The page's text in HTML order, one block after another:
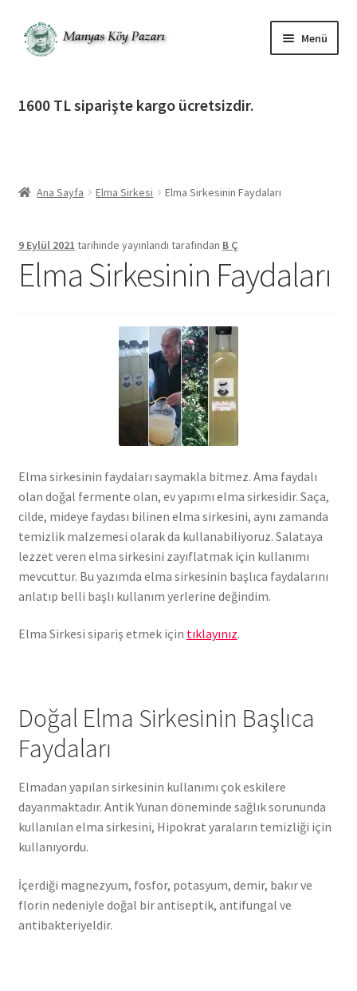
Dolaşıma
geç
İçeriğe
geç
Menü
İletişim
1600 TL siparişte kargo ücretsizdir.
Ana Sayfa Elma Sirkesi Elma Sirkesinin Faydaları
9 Eylül 2021 tarihinde yayınlandı tarafından B Ç
Elma Sirkesinin Faydaları
Elma sirkesinin faydaları saymakla bitmez. Ama faydalı
olan doğal fermente olan, ev yapımı elma sirkesidir. Saça,
cilde, mideye faydası bilinen elma sirkesini, aynı zamanda
temizlik malzemesi olarak da kullanabiliyoruz. Salataya
lezzet veren elma sirkesini zayıflatmak için kullanımı
mevcuttur. Bu yazımda elma sirkesinin başlıca faydalarını
anlatıp belli başlı kullanım yerlerine değindim.
Elma Sirkesi sipariş etmek için tıklayınız.
Doğal Elma Sirkesinin Başlıca
Faydaları
Elmadan yapılan sirkesinin kullanımı çok eskilere
dayanmaktadır. Antik Yunan döneminde sağlık sorununda
kullanılan elma sirkesini, Hipokrat yaraların temizliği için
kullanıyordu.
İçerdiği magnezyum, fosfor, potasyum, demir, bakır ve
florin nedeniyle doğal bir antiseptik, antifungal ve
antibakteriyeldir.